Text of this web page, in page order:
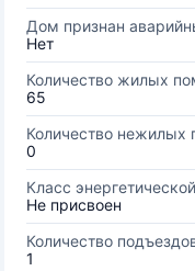
Дом признан
Нет
Количество жилых
65
Количество нежилых
0
Класс
Не присвоен
Количество
1